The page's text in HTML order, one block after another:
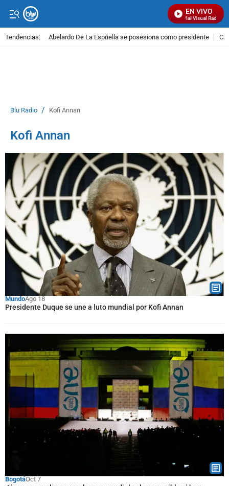
EN VIVO
Señal Visual Radio
Tendencias: Abelardo De La Espriella se posesiona como presidente
Blu Radio / Kofi Annan
Kofi Annan
MundoAgo 18
Presidente Duque se une a luto mundial por Kofi Annan
BogotáOct 7